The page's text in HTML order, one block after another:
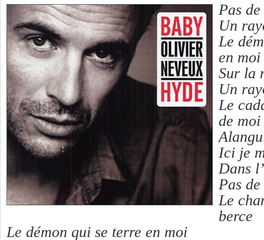
Pas
Un
Le
en moi
Sur la
Un
Le
de moi
Ici je
Dans
Pas
Le
berce
Le démon qui se terre en moi